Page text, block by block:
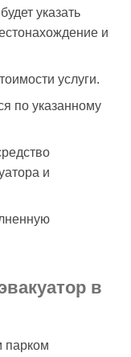
указать
и
услуги.
по указанному
и
в
парком